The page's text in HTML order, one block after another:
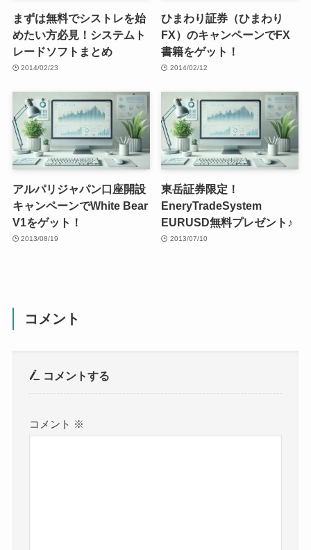
まずは無料でシストレを始
めたい方必見！システムト
レードソフトまとめ
2014/02/23
ひまわり証券（ひまわり
FX）のキャンペーンでFX
書籍をゲット！
2014/02/12
アルパリジャパン口座開設
キャンペーンでWhite Bear
V1をゲット！
2013/08/19
東岳証券限定！
EneryTradeSystem
EURUSD無料プレゼント♪
2013/07/10
コメント
コメントする
コメント ※